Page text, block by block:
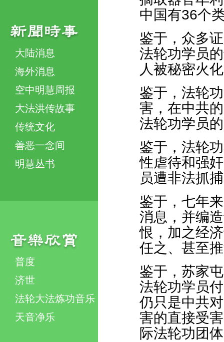
大陆消息
海外消息
空中明慧周报
大法洪传故事
传统文化
善恶一念间
明慧丛书
普度
济世
法轮大法炼功音乐
天音净乐
中国有36个
鉴于，众多
法轮功学员
人被秘密火
鉴于，法轮
害，在中共
法轮功学员
鉴于，法轮
性虐待和强
员遭非法抓
鉴于，七年
消息，并编
恨，加之经
任之、甚至
鉴于，苏家
法轮功学员
仍只是中共
害的直接受
际法轮功团